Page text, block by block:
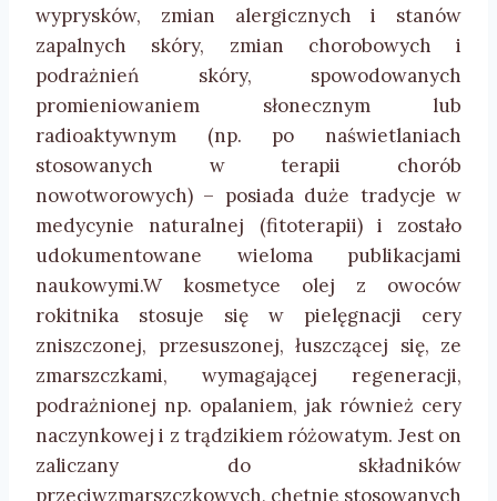
wyprysków, zmian alergicznych i stanów
zapalnych skóry, zmian chorobowych i
podrażnień skóry, spowodowanych
promieniowaniem słonecznym lub
radioaktywnym (np. po naświetlaniach
stosowanych w terapii chorób
nowotworowych) – posiada duże tradycje w
medycynie naturalnej (fitoterapii) i zostało
udokumentowane wieloma publikacjami
naukowymi.W kosmetyce olej z owoców
rokitnika stosuje się w pielęgnacji cery
zniszczonej, przesuszonej, łuszczącej się, ze
zmarszczkami, wymagającej regeneracji,
podrażnionej np. opalaniem, jak również cery
naczynkowej i z trądzikiem różowatym. Jest on
zaliczany do składników
przeciwzmarszczkowych, chętnie stosowanych